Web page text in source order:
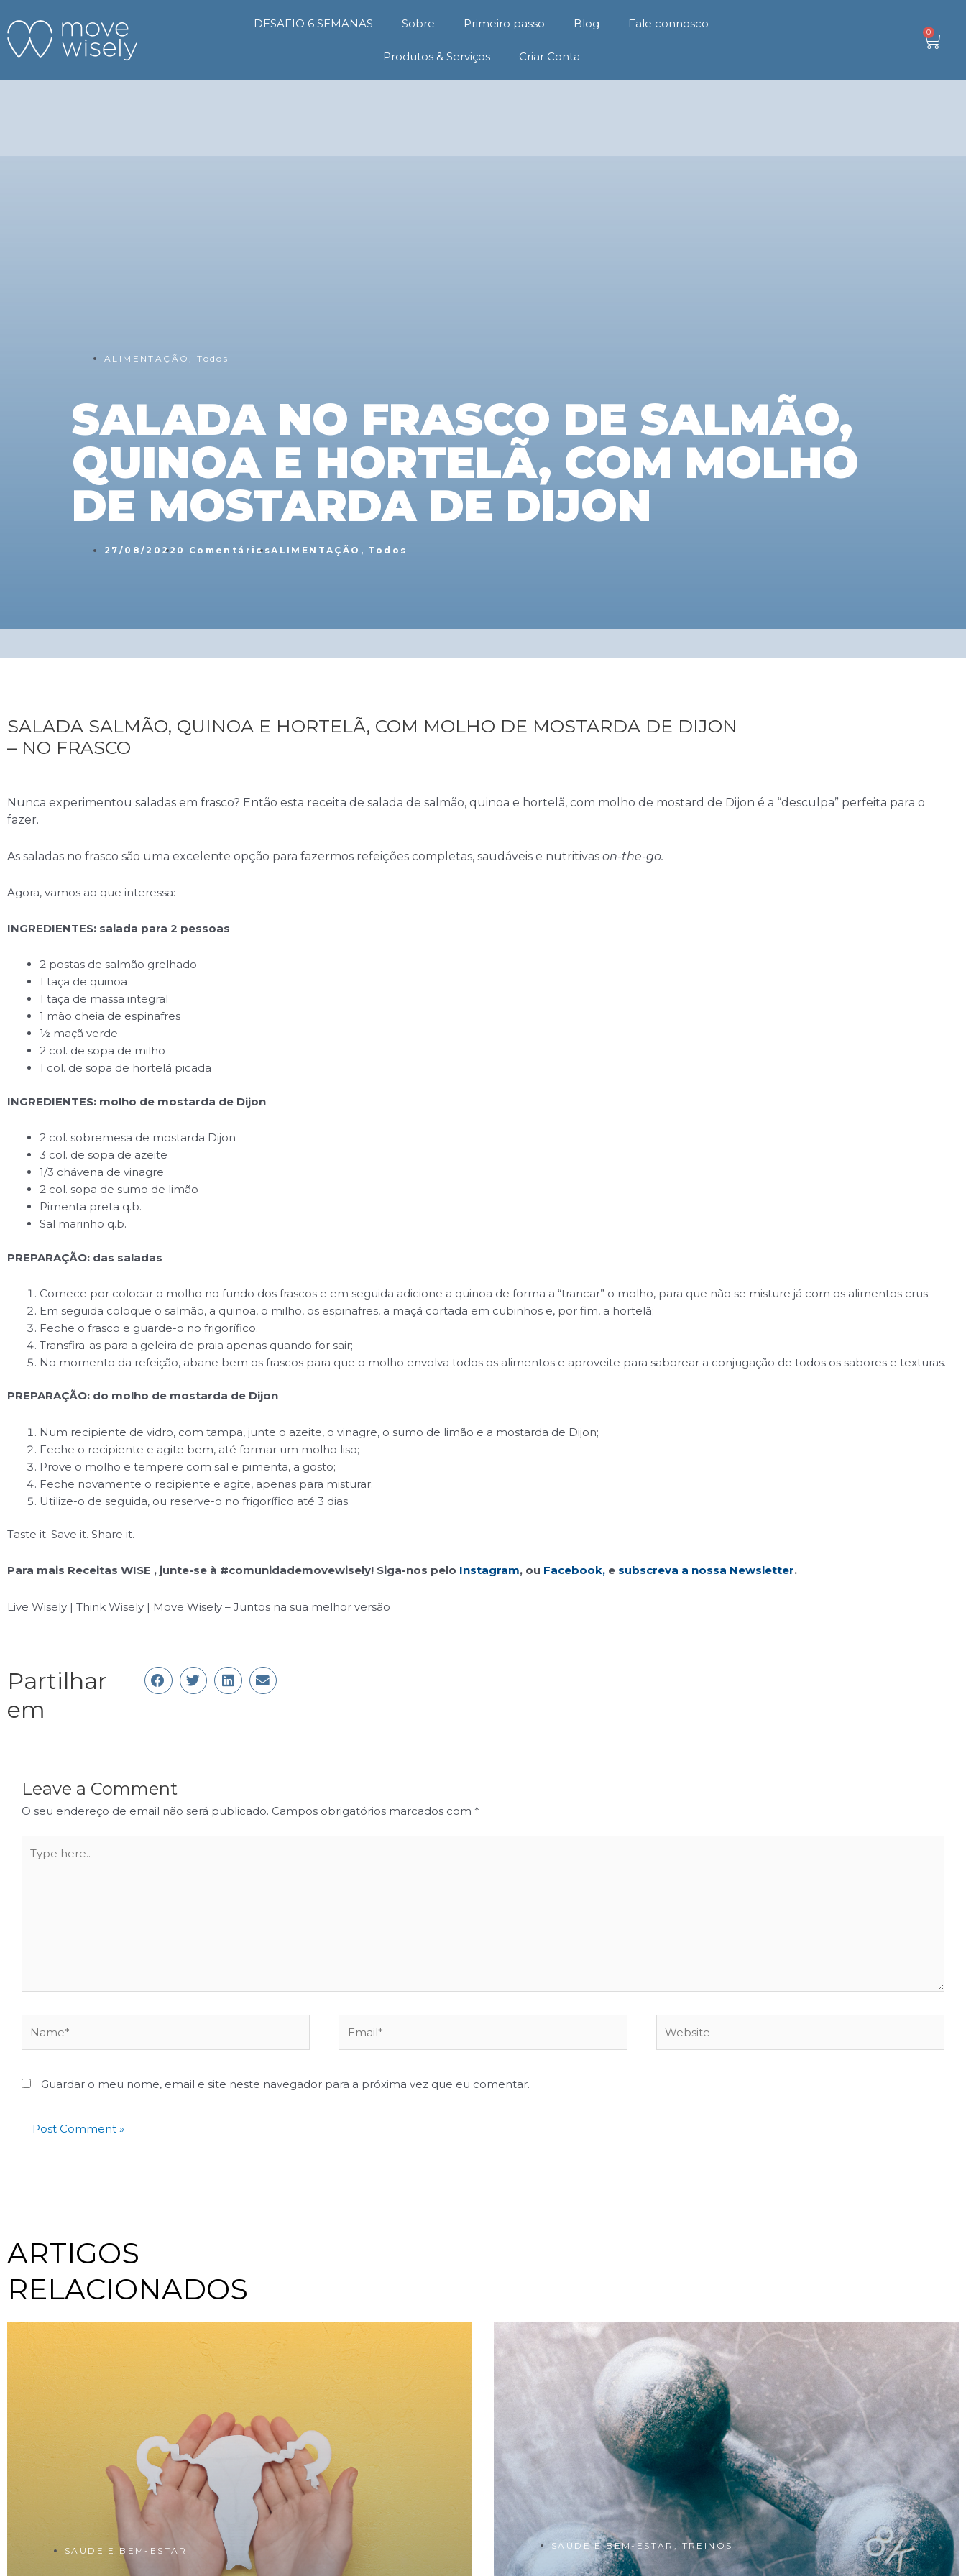
DESAFIO 6 SEMANAS Sobre Primeiro passo Blog Fale connosco
Produtos & Serviços Criar Conta
0
ALIMENTAÇÃO ,Todos
SALADA NO FRASCO DE SALMÃO,
QUINOA E HORTELÃ, COM MOLHO
DE MOSTARDA DE DIJON
27/08/2022 0 ComentáriosALIMENTAÇÃO , Todos
SALADA SALMÃO, QUINOA E HORTELÃ, COM MOLHO DE MOSTARDA DE DIJON
– NO FRASCO
Nunca experimentou saladas em frasco? Então esta receita de salada de salmão, quinoa e hortelã, com molho de mostard de Dijon é a “desculpa” perfeita para o
fazer.
As saladas no frasco são uma excelente opção para fazermos refeições completas, saudáveis e nutritivas on-the-go.
Agora, vamos ao que interessa:
INGREDIENTES: salada para 2 pessoas
2 postas de salmão grelhado
1 taça de quinoa
1 taça de massa integral
1 mão cheia de espinafres
½ maçã verde
2 col. de sopa de milho
1 col. de sopa de hortelã picada
INGREDIENTES: molho de mostarda de Dijon
2 col. sobremesa de mostarda Dijon
3 col. de sopa de azeite
1/3 chávena de vinagre
2 col. sopa de sumo de limão
Pimenta preta q.b.
Sal marinho q.b.
PREPARAÇÃO: das saladas
Comece por colocar o molho no fundo dos frascos e em seguida adicione a quinoa de forma a “trancar” o molho, para que não se misture já com os alimentos crus;
Em seguida coloque o salmão, a quinoa, o milho, os espinafres, a maçã cortada em cubinhos e, por fim, a hortelã;
Feche o frasco e guarde-o no frigorífico.
Transfira-as para a geleira de praia apenas quando for sair;
No momento da refeição, abane bem os frascos para que o molho envolva todos os alimentos e aproveite para saborear a conjugação de todos os sabores e texturas.
PREPARAÇÃO: do molho de mostarda de Dijon
Num recipiente de vidro, com tampa, junte o azeite, o vinagre, o sumo de limão e a mostarda de Dijon;
Feche o recipiente e agite bem, até formar um molho liso;
Prove o molho e tempere com sal e pimenta, a gosto;
Feche novamente o recipiente e agite, apenas para misturar;
Utilize-o de seguida, ou reserve-o no frigorífico até 3 dias.
Taste it. Save it. Share it.
Para mais Receitas WISE , junte-se à #comunidademovewisely! Siga-nos pelo Instagram, ou Facebook, e subscreva a nossa Newsletter.
Live Wisely | Think Wisely | Move Wisely – Juntos na sua melhor versão
Partilhar
em
Leave a Comment
O seu endereço de email não será publicado. Campos obrigatórios marcados com *
Guardar o meu nome, email e site neste navegador para a próxima vez que eu comentar.
ARTIGOS
RELACIONADOS
SAÚDE E BEM-ESTAR SAÚDE E BEM-ESTAR , TREINOS